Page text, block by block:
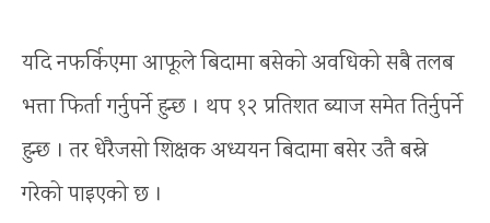
यदि नफर्किएमा आफूले बिदामा बसेको अवधिको सबै तलब
भत्ता फिर्ता गर्नुपर्ने हुन्छ । थप १२ प्रतिशत ब्याज समेत तिर्नुपर्ने
हुन्छ । तर धेरैजसो शिक्षक अध्ययन बिदामा बसेर उतै बस्ने
गरेको पाइएको छ ।